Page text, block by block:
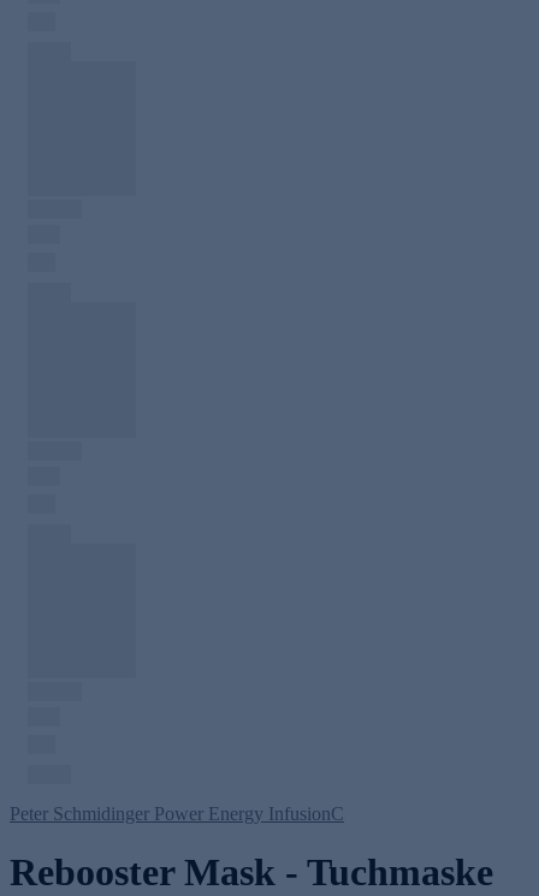
Peter Schmidinger Power Energy InfusionC
Rebooster Mask - Tuchmaske